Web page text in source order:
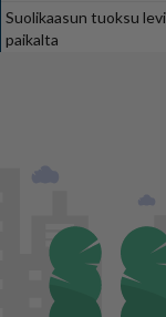
Suolikaasun tuoksu
paikalta